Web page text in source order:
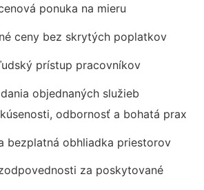
ponuka na mieru
ceny bez skrytých poplatkov
prístup pracovníkov
objednaných služieb
odbornosť a bohatá prax
bezplatná obhliadka priestorov
za poskytované